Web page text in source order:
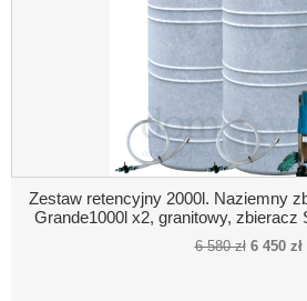
Zestaw retencyjny 2000l. Naziemny
Grande1000l x2, granitowy, zbieracz
poboru wody, pompa
6 580 zł 6 450 zł